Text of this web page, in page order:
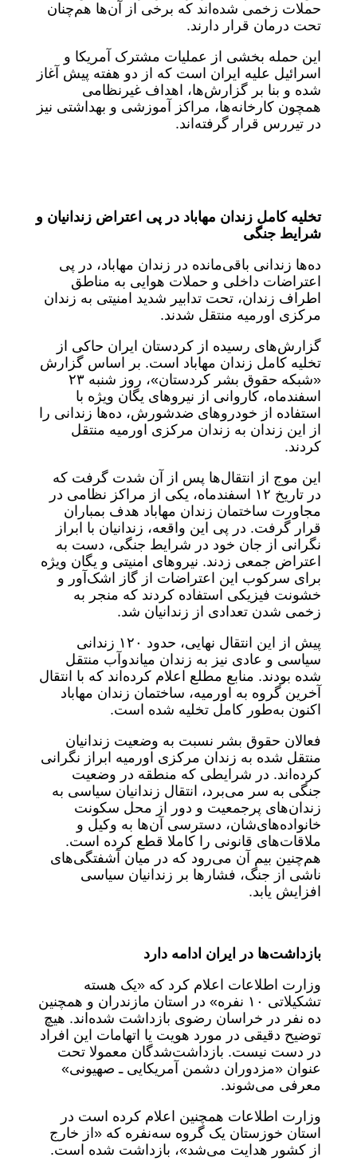
حملات زخمی شده‌اند که برخی از آن‌ها هم‌چنان
تحت درمان قرار دارند.
این حمله بخشی از عملیات مشترک آمریکا و
اسرائیل علیه ایران است که از دو هفته پیش آغاز
شده و بنا بر گزارش‌ها، اهداف غیرنظامی
همچون کارخانه‌ها، مراکز آموزشی و بهداشتی نیز
در تیررس قرار گرفته‌اند.
تخلیه کامل زندان مهاباد در پی اعتراض زندانیان و
شرایط جنگی
ده‌ها زندانی باقی‌مانده در زندان مهاباد، در پی
اعتراضات داخلی و حملات هوایی به مناطق
اطراف زندان، تحت تدابیر شدید امنیتی به زندان
مرکزی اورمیه منتقل شدند.
گزارش‌های رسیده از کردستان ایران حاکی از
تخلیه کامل زندان مهاباد است. بر اساس گزارش
«شبکه حقوق بشر کردستان»، روز شنبه ۲۳
اسفندماه، کاروانی از نیروهای یگان ویژه با
استفاده از خودروهای ضدشورش، ده‌ها زندانی را
از این زندان به زندان مرکزی اورمیه منتقل
کردند.
این موج از انتقال‌ها پس از آن شدت گرفت که
در تاریخ ۱۲ اسفندماه، یکی از مراکز نظامی در
مجاورت ساختمان زندان مهاباد هدف بمباران
قرار گرفت. در پی این واقعه، زندانیان با ابراز
نگرانی از جان خود در شرایط جنگی، دست به
اعتراض جمعی زدند. نیروهای امنیتی و یگان ویژه
برای سرکوب این اعتراضات از گاز اشک‌آور و
خشونت فیزیکی استفاده کردند که منجر به
زخمی شدن تعدادی از زندانیان شد.
پیش از این انتقال نهایی، حدود ۱۲۰ زندانی
سیاسی و عادی نیز به زندان میاندوآب منتقل
شده بودند. منابع مطلع اعلام کرده‌اند که با انتقال
آخرین گروه به اورمیه، ساختمان زندان مهاباد
اکنون به‌طور کامل تخلیه شده است.
فعالان حقوق بشر نسبت به وضعیت زندانیان
منتقل شده به زندان مرکزی اورمیه ابراز نگرانی
کرده‌اند. در شرایطی که منطقه در وضعیت
جنگی به سر می‌برد، انتقال زندانیان سیاسی به
زندان‌های پرجمعیت و دور از محل سکونت
خانواده‌های‌شان، دسترسی آن‌ها به وکیل و
ملاقات‌های قانونی را کاملا قطع کرده است.
هم‌چنین بیم آن می‌رود که در میان آشفتگی‌های
ناشی از جنگ، فشارها بر زندانیان سیاسی
افزایش یابد.
بازداشت‌ها در ایران ادامه دارد
وزارت اطلاعات اعلام کرد که «یک هسته
تشکیلاتی ۱۰ نفره» در استان مازندران و همچنین
ده نفر در خراسان رضوی بازداشت شده‌اند. هیچ
توضیح دقیقی در مورد هویت یا اتهامات این افراد
در دست نیست. بازداشت‌شدگان معمولا تحت
عنوان «مزدوران دشمن آمریکایی ـ صهیونی»
معرفی می‌شوند.
وزارت اطلاعات همچنین اعلام کرده است در
استان خوزستان یک گروه سه‌نفره که «از خارج
از کشور هدایت می‌شد»، بازداشت شده است.